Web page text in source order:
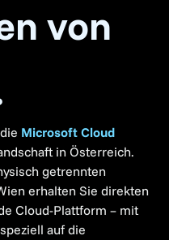
von
Microsoft Cloud
in Österreich.
getrennten
erhalten Sie direkten
Cloud-Plattform – mit
auf die